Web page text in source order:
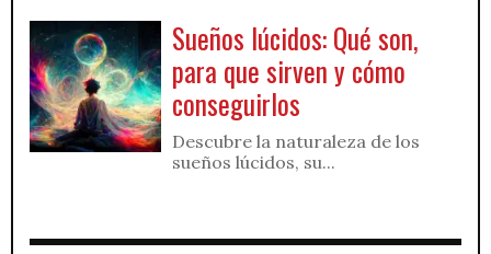
Sueños lúcidos: Qué son,
para que sirven y cómo
conseguirlos
Descubre la naturaleza de los
sueños lúcidos, su...